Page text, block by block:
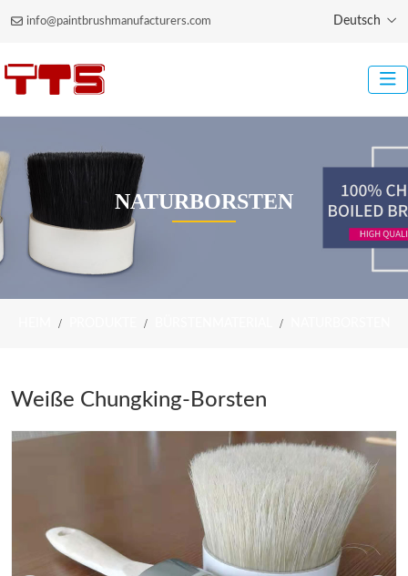
info@paintbrushmanufacturers.com Deutsch
NATURBORSTEN
Weiße Chungking-Borsten